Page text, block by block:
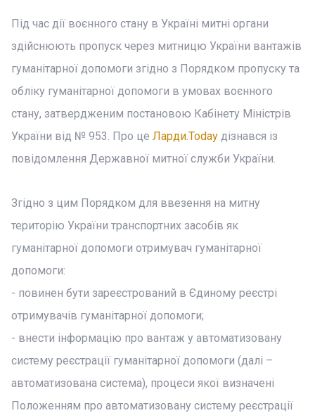
Під час дії воєнного стану в Україні митні органи
здійснюють пропуск через митницю України вантажів
гуманітарної допомоги згідно з Порядком пропуску та
обліку гуманітарної допомоги в умовах воєнного
стану, затвердженим постановою Кабінету Міністрів
України від № 953. Про це Ларди.Today дізнався із
повідомлення Державної митної служби України.
Згідно з цим Порядком для ввезення на митну
територію України транспортних засобів як
гуманітарної допомоги отримувач гуманітарної
допомоги:
- повинен бути зареєстрований в Єдиному реєстрі
отримувачів гуманітарної допомоги;
- внести інформацію про вантаж у автоматизовану
систему реєстрації гуманітарної допомоги (далі –
автоматизована система), процеси якої визначені
Положенням про автоматизовану систему реєстрації